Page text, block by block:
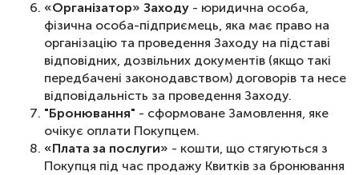
«Організатор» Заходу - юридична особа,
фізична особа-підприємець, яка має право на
організацію та проведення Заходу на підставі
відповідних, дозвільних документів (якщо такі
передбачені законодавством) договорів та несе
відповідальність за проведення Заходу.
"Бронювання" - сформоване Замовлення, яке
очікує оплати Покупцем.
«Плата за послуги» - кошти, що стягуються з
Покупця під час продажу Квитків за бронювання